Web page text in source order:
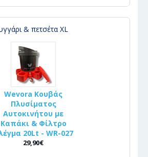
& πετσέτα XL
Wevora Κουβάς
Πλυσίματος
Αυτοκινήτου με
Καπάκι & Φίλτρο
20Lt - WR-027
29,90€